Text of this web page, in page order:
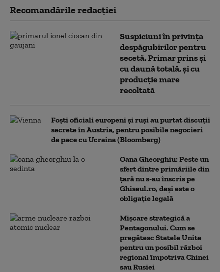
Recomandările redacţiei
Suspiciuni în privința
despăgubirilor pentru
secetă. Primar prins și
cu daună totală, și cu
producție mare
recoltată
Foști oficiali europeni și ruși au purtat discuții
secrete în Austria, pentru posibile negocieri
de pace cu Ucraina (Bloomberg)
Oana Gheorghiu: Peste un
sfert dintre primăriile din
țară nu s-au înscris pe
Ghiseul.ro, deși este o
obligație legală
Mișcare strategică a
Pentagonului. Cum se
pregătesc Statele Unite
pentru un posibil război
regional împotriva Chinei
sau Rusiei